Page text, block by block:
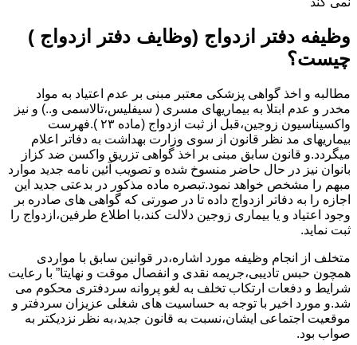
وظیفه دفتر ازدواج (وظایف دفتر ازدواج )
چیست؟
مطالبه و اخذ گواهی پزشکی معتبر مبنی بر عدم اعتیاد به مواد
مخدر و عدم ابتلا به بیماریهای مسری ( سیفلیس،تالاسمی و..) و نیز
واکسیناسیون زوجین،قبل از ثبت ازدواج (ماده ۲۳ ).فهرست
بیماریهای مد نظر قانون از سوی وزارت بهداشت به دفاتر اعلام
میگردد.و قانون سابق مبنی بر اخذ گواهی تزریق واکسن ضد کزاز
بانوان نیز در حال حاضر منسوخ شده و تصویب آئین نامه جدید موارد
مبهم را مشخص خواهد نمود.تبصره ماده مذکور در بدعتی جدید این
اجازه را به دفاتر ازدواج داده تا در صورتی که گواهی های صادره بر
وجود اعتیاد و یا بیماری زوجین دلالت کند،با اطلاع طرفین،ازدواج را
ثبت نماید.
متخلف از انجام وظیفه مورد اشاره،در قوانین سابق با مواردی
همچون حبس تادیبی،جریمه نقدی و انفصال موقت و نهایتا” با رعایت
شرایط و دفعات ارتکاب تخلف به لغو پروانه سردفتری محکوم می
شد.و مورد اخیر با توجه به حساسیت های شغلی عزیزان سردفتر و
موقعیت اجتماعی ایشان،نسبت به قانون جدید،به نظر نزدیکتر به
صواب بود.